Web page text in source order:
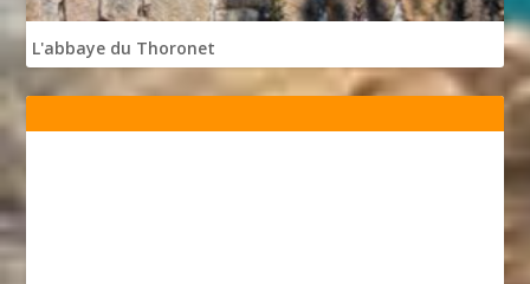
L'abbaye du Thoronet